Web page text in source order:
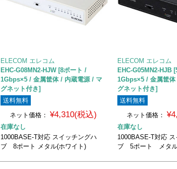
ELECOM エレコム
EHC-G08MN2-HJW [8ポート /
1Gbps×5 / 金属筐体 / 内蔵電源 / マ
グネット付き]
送料無料
ネット価格： ¥4,310(税込)
在庫なし
1000BASE-T対応 スイッチングハ
ブ 8ポート メタル(ホワイト)
ELECOM エレコム
EHC-G05MN2-HJB
1Gbps×5 / 金属筐
グネット付き]
送料無料
ネット価格：
在庫なし
1000BASE-T対応
ブ 5ポート メタル